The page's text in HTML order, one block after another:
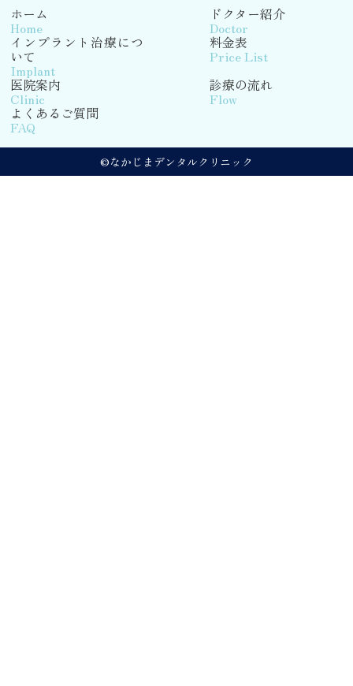
ホーム
Home
ドクター紹介
Doctor
インプラント治療につ
いて
Implant
料金表
Price List
医院案内
Clinic
診療の流れ
Flow
よくあるご質問
FAQ
©なかじまデンタルクリニック